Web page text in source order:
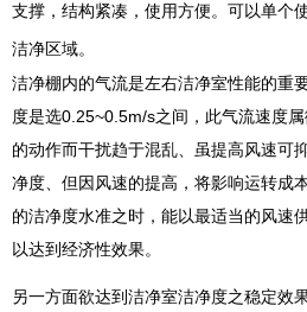
支撑，结构紧凑，使用方便。可以单个
洁净区域。
洁净棚内的气流是左右洁净室性能的重
度是选0.25~0.5m/s之间，此气流速度
的动作而干扰趋于混乱、虽提高风速可
净度、但因风速的提高，将影响运转成
的洁净度水准之时，能以最适当的风速
以达到经济性效果。
另一方面欲达到洁净室洁净度之稳定效